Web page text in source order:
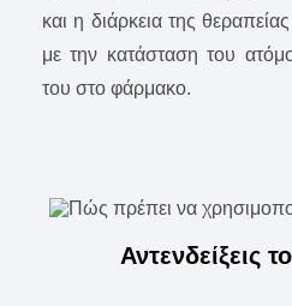
και η διάρκεια της
με την κατάσταση του
του στο φάρμακο.
Αντενδείξεις